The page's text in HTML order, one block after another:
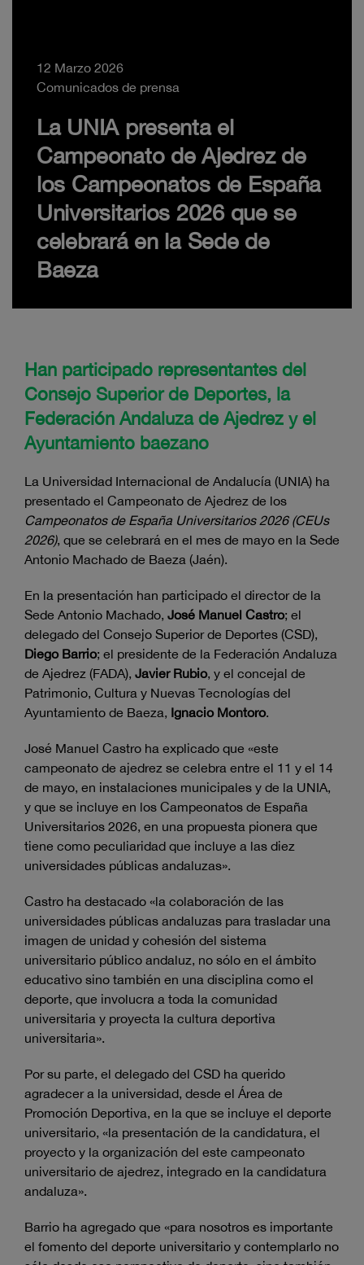
12 Marzo 2026
Comunicados de prensa
La UNIA presenta el
Campeonato de Ajedrez de
los Campeonatos de España
Universitarios 2026 que se
celebrará en la Sede de
Baeza
Han participado representantes del
Consejo Superior de Deportes, la
Federación Andaluza de Ajedrez y el
Ayuntamiento baezano
La Universidad Internacional de Andalucía (UNIA) ha
presentado el Campeonato de Ajedrez de los
Campeonatos de España Universitarios 2026 (CEUs
2026), que se celebrará en el mes de mayo en la Sede
Antonio Machado de Baeza (Jaén).
En la presentación han participado el director de la
Sede Antonio Machado, José Manuel Castro; el
delegado del Consejo Superior de Deportes (CSD),
Diego Barrio; el presidente de la Federación Andaluza
de Ajedrez (FADA), Javier Rubio, y el concejal de
Patrimonio, Cultura y Nuevas Tecnologías del
Ayuntamiento de Baeza, Ignacio Montoro.
José Manuel Castro ha explicado que «este
campeonato de ajedrez se celebra entre el 11 y el 14
de mayo, en instalaciones municipales y de la UNIA,
y que se incluye en los Campeonatos de España
Universitarios 2026, en una propuesta pionera que
tiene como peculiaridad que incluye a las diez
universidades públicas andaluzas».
Castro ha destacado «la colaboración de las
universidades públicas andaluzas para trasladar una
imagen de unidad y cohesión del sistema
universitario público andaluz, no sólo en el ámbito
educativo sino también en una disciplina como el
deporte, que involucra a toda la comunidad
universitaria y proyecta la cultura deportiva
universitaria».
Por su parte, el delegado del CSD ha querido
agradecer a la universidad, desde el Área de
Promoción Deportiva, en la que se incluye el deporte
universitario, «la presentación de la candidatura, el
proyecto y la organización del este campeonato
universitario de ajedrez, integrado en la candidatura
andaluza».
Barrio ha agregado que «para nosotros es importante
el fomento del deporte universitario y contemplarlo no